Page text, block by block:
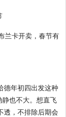
德年初四出发这种
也不大。想直飞
透，不排除后期会